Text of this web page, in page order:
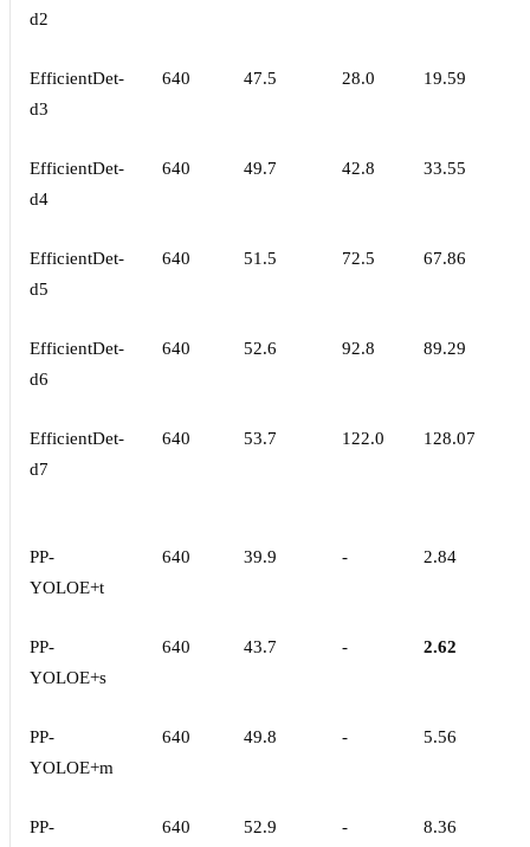
d2
EfficientDet-
d3
640 47.5 28.0 19.59
EfficientDet-
d4
640 49.7 42.8 33.55
EfficientDet-
d5
640 51.5 72.5 67.86
EfficientDet-
d6
640 52.6 92.8 89.29
EfficientDet-
d7
640 53.7 122.0 128.07
PP-
YOLOE+t
640 39.9 - 2.84
PP-
YOLOE+s
640 43.7 - 2.62
PP-
YOLOE+m
640 49.8 - 5.56
PP-
640 52.9 - 8.36